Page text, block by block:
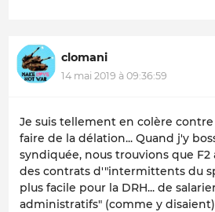
clomani
14 mai 2019 à 09:36:59
Je suis tellement en colère contre
faire de la délation... Quand j'y
syndiquée, nous trouvions que F2
des contrats d'"intermittents du
plus facile pour la DRH... de
administratifs" (comme y